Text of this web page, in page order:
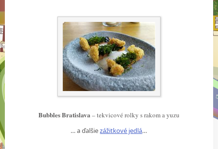
Bubbles Bratislava – tekvicové rolky s rakom a yuzu
… a ďalšiezážitkové jedlá…